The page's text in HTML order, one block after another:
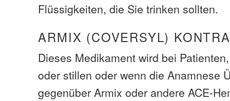
Flüssigkeiten, die Sie trinken sollten.
ARMIX (COVERSYL) KONTRA
Dieses Medikament wird bei
oder stillen oder wenn die Anamnese
gegenüber Armix oder andere ACE-